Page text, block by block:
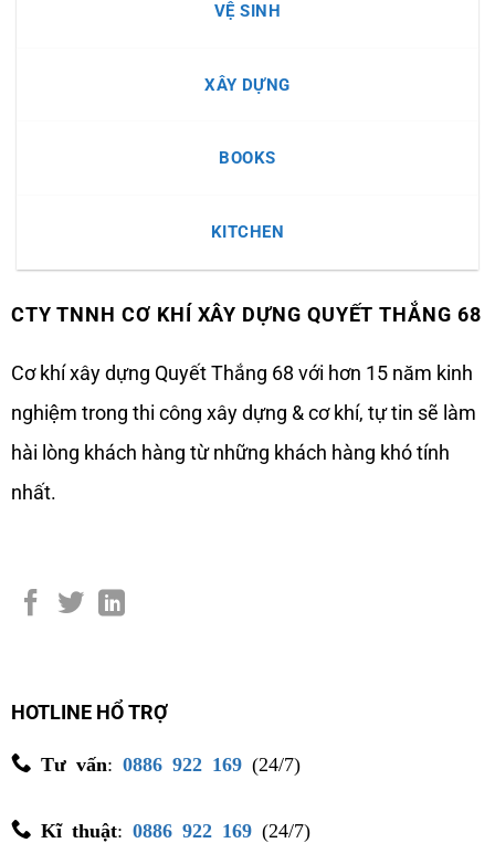
Gói
Z
VỆ SINH
XÂY DỰNG
BOOKS
KITCHEN
CTY TNNH CƠ KHÍ XÂY DỰNG QUYẾT THẮNG 68
Cơ khí xây dựng Quyết Thắng 68 với hơn 15 năm kinh
nghiệm trong thi công xây dựng & cơ khí, tự tin sẽ làm
hài lòng khách hàng từ những khách hàng khó tính
nhất.
HOTLINE HỔ TRỢ
Tư vấn: 0886 922 169 (24/7)
Kĩ thuật: 0886 922 169 (24/7)